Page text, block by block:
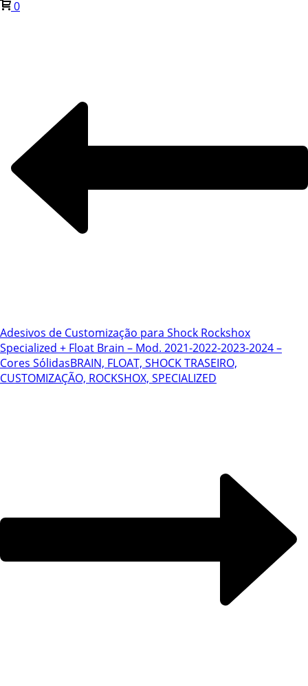
0
Adesivos de Customização para Shock Rockshox
Specialized + Float Brain – Mod. 2021-2022-2023-2024 –
Cores SólidasBRAIN, FLOAT, SHOCK TRASEIRO,
CUSTOMIZAÇÃO, ROCKSHOX, SPECIALIZED